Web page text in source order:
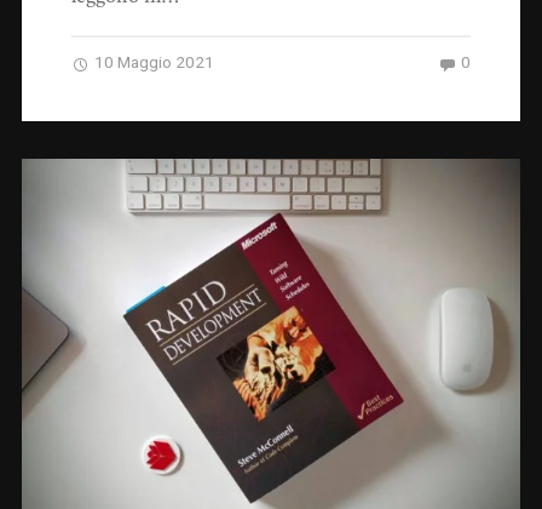
10 Maggio 2021 0